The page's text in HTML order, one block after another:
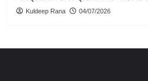
Kuldeep Rana 04/07/2026